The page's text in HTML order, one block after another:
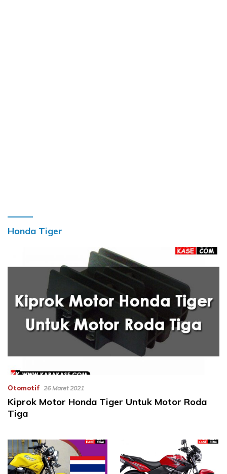
Honda Tiger
Otomotif 26 Maret 2021
Kiprok Motor Honda Tiger Untuk Motor Roda
Tiga